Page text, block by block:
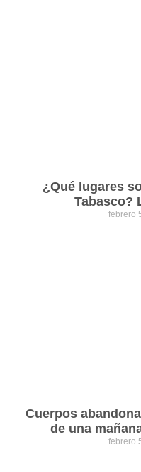
¿Qué lugares
Tabasco?
febrero
Cuerpos
de una
febrero